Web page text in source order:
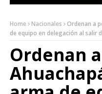
Home Nacionales
Ordenan a
de equipo en delegación al salir
Ordenan